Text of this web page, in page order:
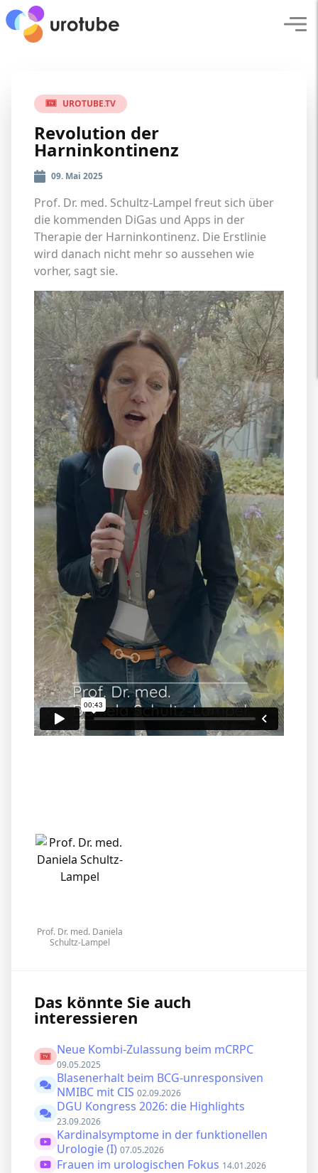
Click here to go back to frontpage
UROTUBE.TV
Revolution der
Harninkontinenz
09. Mai 2025
Prof. Dr. med. Schultz-Lampel freut sich über
die kommenden DiGas und Apps in der
Therapie der Harninkontinenz. Die Erstlinie
wird danach nicht mehr so aussehen wie
vorher, sagt sie.
Prof. Dr. med. Daniela
Schultz-Lampel
Das könnte Sie auch
interessieren
Neue Kombi-Zulassung beim mCRPC
09.05.2025
Blasenerhalt beim BCG-unresponsiven
NMIBC mit CIS 02.09.2026
DGU Kongress 2026: die Highlights
23.09.2026
Kardinalsymptome in der funktionellen
Urologie (I) 07.05.2026
Frauen im urologischen Fokus 14.01.2026